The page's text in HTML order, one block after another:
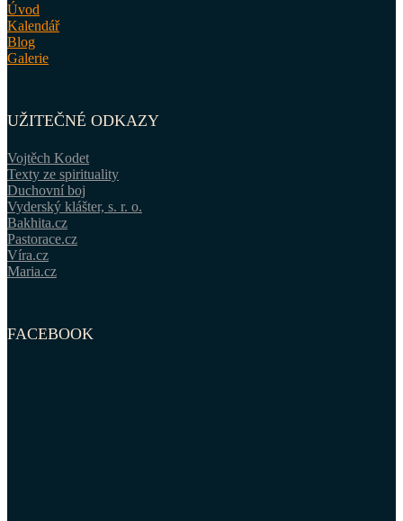
Úvod
Kalendář
Blog
Galerie
UŽITEČNÉ ODKAZY
Vojtěch Kodet
Texty ze spirituality
Duchovní boj
Vyderský klášter, s. r. o.
Bakhita.cz
Pastorace.cz
Víra.cz
Maria.cz
FACEBOOK